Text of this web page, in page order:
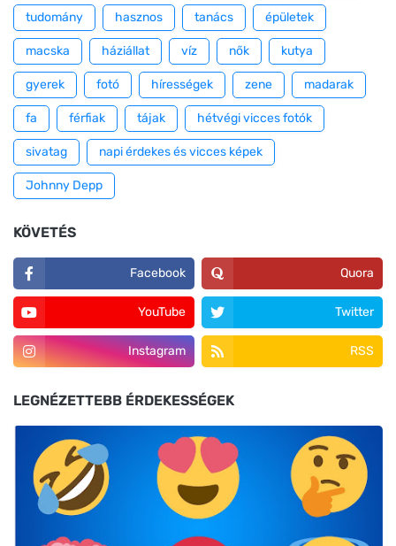
tudomány hasznos tanács épületek
macska háziállat víz nők kutya
gyerek fotó hírességek zene madarak
fa férfiak tájak hétvégi vicces fotók
sivatag napi érdekes és vicces képek
Johnny Depp
KÖVETÉS
Facebook Quora
YouTube Twitter
Instagram RSS
LEGNÉZETTEBB ÉRDEKESSÉGEK